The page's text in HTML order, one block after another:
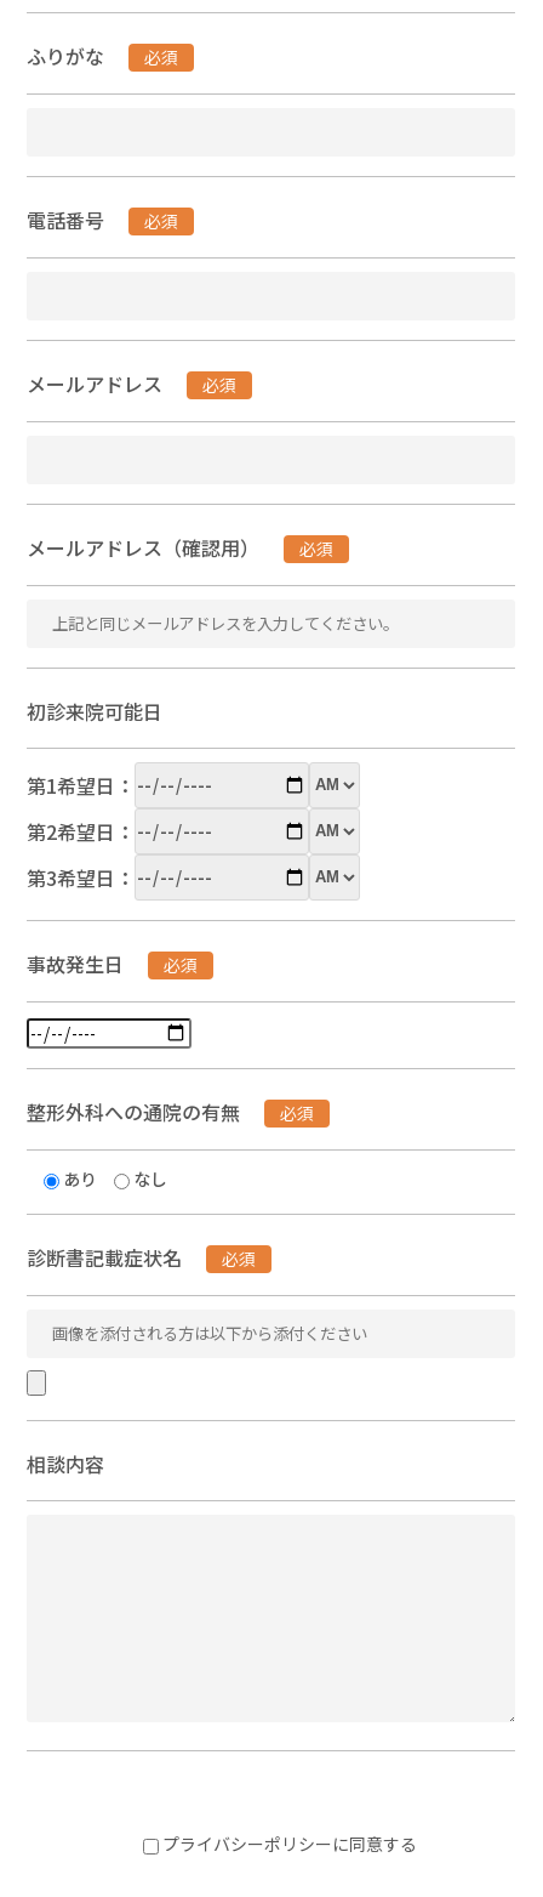
ふりがな 必須
電話番号 必須
メールアドレス 必須
メールアドレス（確認用） 必須
初診来院可能日
第1希望日：
第2希望日：
第3希望日：
事故発生日 必須
整形外科への通院の有無 必須
あり なし
診断書記載症状名 必須
相談内容
プライバシーポリシーに同意する